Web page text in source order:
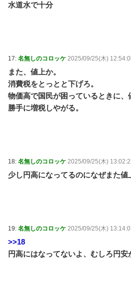
水道水で十分
17: 名無しのコロッケ 2025/09/25(木)
また、値上か。
消費税をとっとと下げろ。
物価高で国民が困っているときに、
勝手に増税しやがる。
18: 名無しのコロッケ 2025/09/25(木)
少し円高になってるのになぜまた値
19: 名無しのコロッケ 2025/09/25(木)
>>18
円高にはなってないよ、むしろ円安